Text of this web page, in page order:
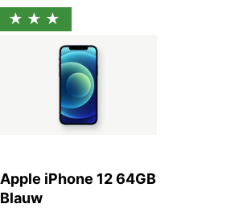
★★★
Apple iPhone 12 64GB
Blauw